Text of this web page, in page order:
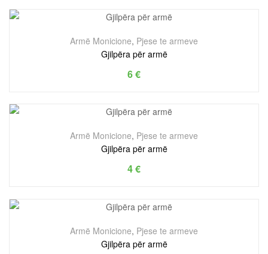
Armë Monicione, Pjese te armeve
Gjilpëra për armë
6€
Armë Monicione, Pjese te armeve
Gjilpëra për armë
4€
Armë Monicione, Pjese te armeve
Gjilpëra për armë